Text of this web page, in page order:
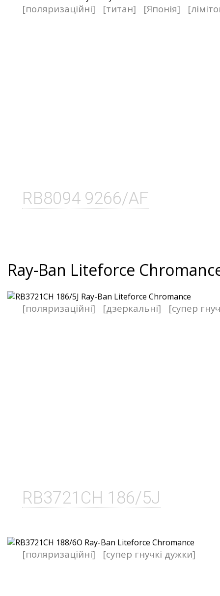
RB8094 9266/AF
[поляризаційні] [титан] [Японія]
Ray-Ban Liteforce
RB3721CH 186/5J
[поляризаційні] [дзеркальні] [супер
[поляризаційні] [супер гнучкі дужки]